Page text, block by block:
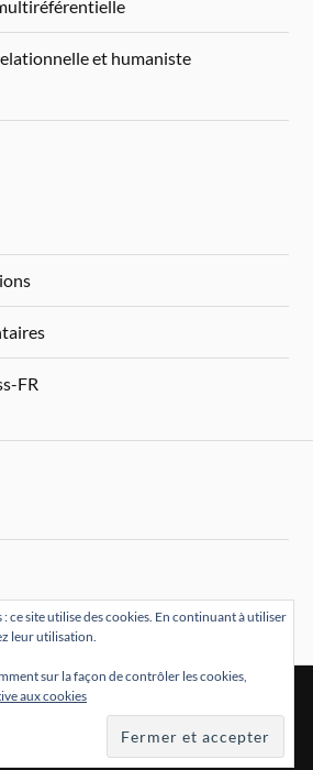
et humaniste
FR
WORDPRESS & THÈME PAR
ANDERS NORÉN
ce site utilise des cookies. En continuant à utiliser
leur utilisation.
sur la façon de contrôler les cookies,
aux cookies